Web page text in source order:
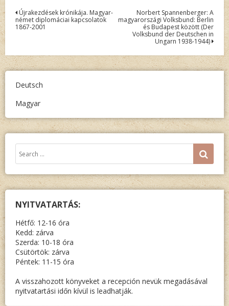
Bejegyzés
navigáció
Újrakezdések krónikája. Magyar-
német diplomáciai kapcsolatok
1867-2001
Norbert Spannenberger: A
magyarországi Volksbund: Berlin
és Budapest között (Der
Volksbund der Deutschen in
Ungarn 1938-1944)
Deutsch
Magyar
Keresés:
NYITVATARTÁS:
Hétfő: 12-16 óra
Kedd: zárva
Szerda: 10-18 óra
Csütörtök: zárva
Péntek: 11-15 óra
A visszahozott könyveket a recepción nevük megadásával
nyitvatartási időn kívül is leadhatják.